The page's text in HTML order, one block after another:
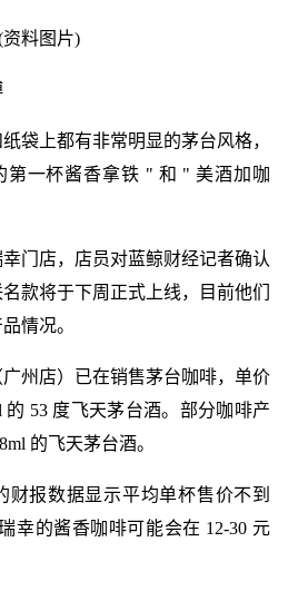
资料图片)
袋上都有非常明显的茅台风格，
第一杯酱香拿铁 " 和 " 美酒加咖
门店，店员对蓝鲸财经记者确认
款将于下周正式上线，目前他们
情况。
州店）已在销售茅台咖啡，单价
的 53 度飞天茅台酒。部分咖啡产
的飞天茅台酒。
财报数据显示平均单杯售价不到
幸的酱香咖啡可能会在 12-30 元